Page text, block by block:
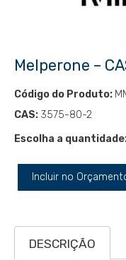
Melperone –
Código do Produto:
CAS: 3575-80-2
Escolha a
Incluir no
DESCRIÇÃO